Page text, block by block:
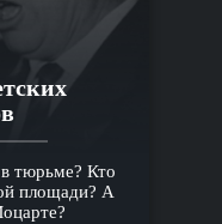
тюрьме? Кто
площади? А